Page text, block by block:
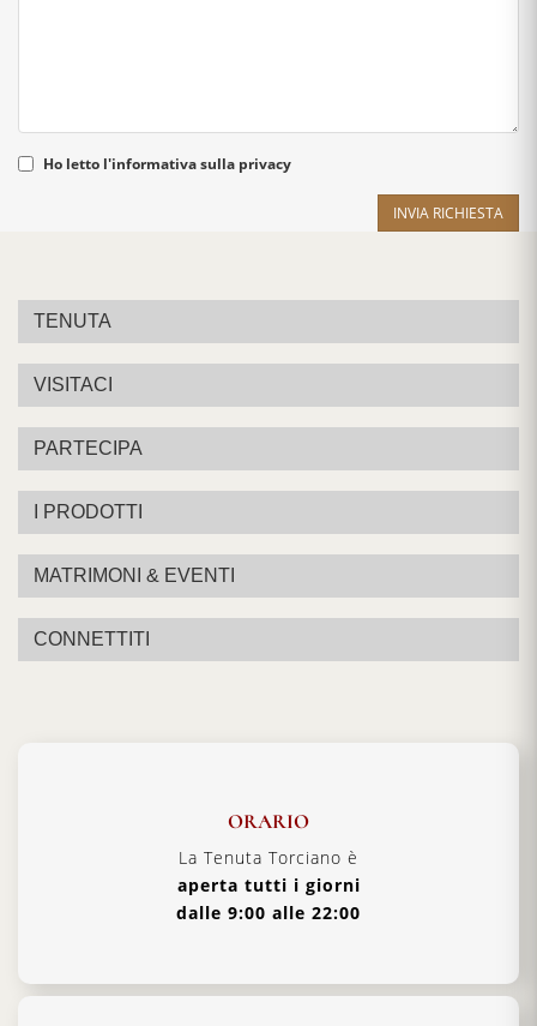
Ho letto l'informativa sulla privacy
INVIA RICHIESTA
TENUTA
VISITACI
PARTECIPA
I PRODOTTI
MATRIMONI & EVENTI
CONNETTITI
ORARIO
La Tenuta Torciano è
aperta tutti i giorni
dalle 9:00 alle 22:00